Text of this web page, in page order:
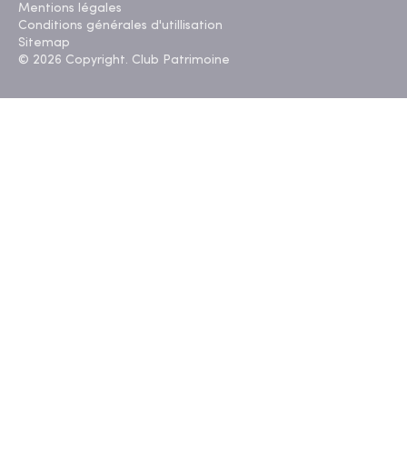
Mentions légales
Conditions générales d'utillisation
Sitemap
© 2026 Copyright. Club Patrimoine